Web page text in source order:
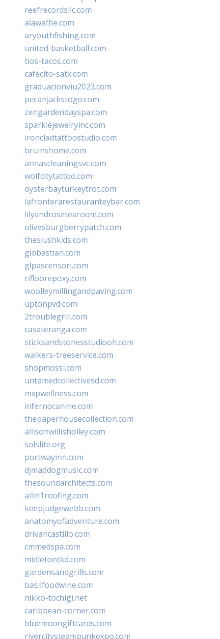
reefrecordsllc.com
alawaffle.com
aryouthfishing.com
united-basketball.com
tios-tacos.com
cafecito-satx.com
graduacionviu2023.com
pecanjackstogo.com
zengardendayspa.com
sparklejewelryinc.com
ironcladtattoostudio.com
bruinshome.com
annascleaningsvc.com
wolfcitytattoo.com
oysterbayturkeytrot.com
lafronterarestauranteybar.com
lilyandrosetearoom.com
olivesburgberrypatch.com
theslushkids.com
giobastian.com
glpascensori.com
rifloorepoxy.com
woolleymillingandpaving.com
uptonpvd.com
2troublegrill.com
casateranga.com
sticksandstonesstudiooh.com
walkers-treeservice.com
shopmossi.com
untamedcollectivesd.com
mxpwellness.com
infernocanine.com
thepaperhousecollection.com
allisonwillisholley.com
solslite.org
portwayinn.com
djmaddogmusic.com
thesoundarchitects.com
allin1roofing.com
keepjudgewebb.com
anatomyofadventure.com
drivancastillo.com
cmmedspa.com
midletontkd.com
gardensandgrills.com
basilfoodwine.com
nikko-tochigi.net
caribbean-corner.com
bluemoongiftcards.com
rivercitysteampunkexpo.com